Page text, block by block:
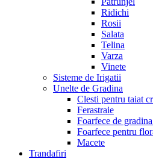
Ridichi
Rosii
Salata
Telina
Varza
Vinete
Sisteme de Irigatii
Unelte de Gradina
Clesti pentru taiat
Ferastraie
Foarfece de
Foarfece pentru
Macete
Trandafiri